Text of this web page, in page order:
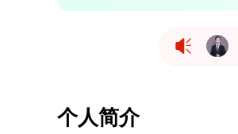
个人简介